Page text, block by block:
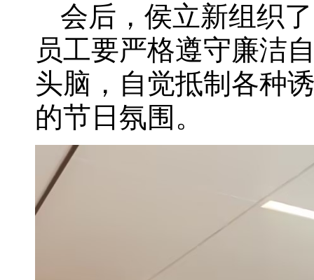
会后，侯立新组织
员工要严格遵守廉洁
头脑，自觉抵制各种
的节日氛围。